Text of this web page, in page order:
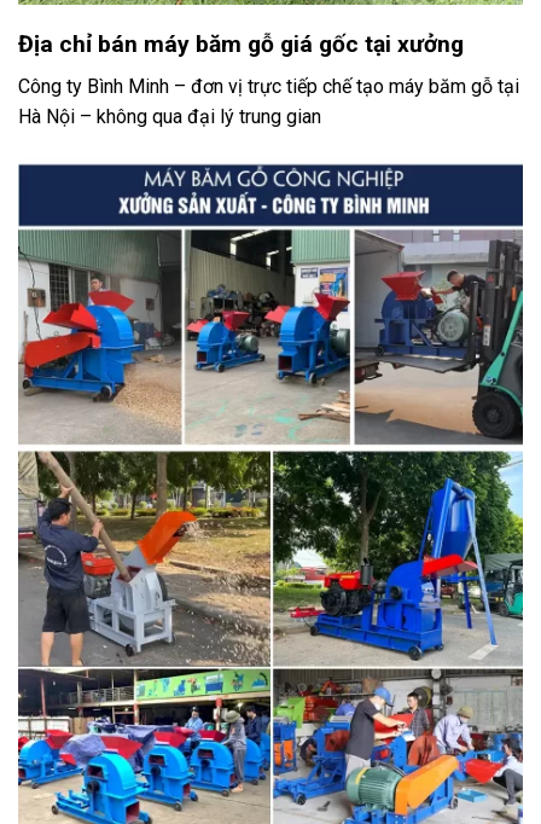
Địa chỉ bán máy băm gỗ giá gốc tại xưởng
Công ty Bình Minh – đơn vị trực tiếp chế tạo máy băm gỗ tại
Hà Nội – không qua đại lý trung gian